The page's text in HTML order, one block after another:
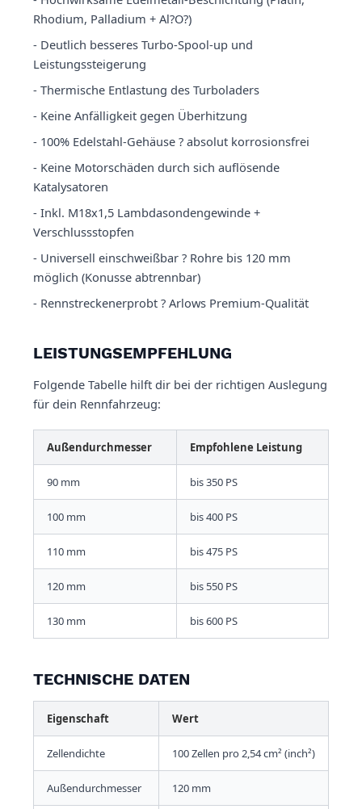
Rhodium, Palladium + Al?O?)
- Deutlich besseres Turbo-Spool-up und
Leistungssteigerung
- Thermische Entlastung des Turboladers
- Keine Anfälligkeit gegen Überhitzung
- 100% Edelstahl-Gehäuse ? absolut korrosionsfrei
- Keine Motorschäden durch sich auflösende
Katalysatoren
- Inkl. M18x1,5 Lambdasondengewinde +
Verschlussstopfen
- Universell einschweißbar ? Rohre bis 120 mm
möglich (Konusse abtrennbar)
- Rennstreckenerprobt ? Arlows Premium-Qualität
LEISTUNGSEMPFEHLUNG
Folgende Tabelle hilft dir bei der richtigen Auslegung
für dein Rennfahrzeug:
Außendurchmesser Empfohlene Leistung
90 mm bis 350 PS
100 mm bis 400 PS
110 mm bis 475 PS
120 mm bis 550 PS
130 mm bis 600 PS
TECHNISCHE DATEN
Eigenschaft Wert
Zellendichte 100 Zellen pro 2,54 cm² (inch²)
Außendurchmesser 120 mm